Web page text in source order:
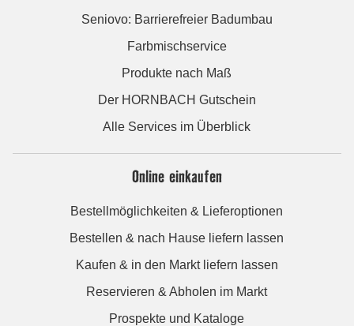
Seniovo: Barrierefreier Badumbau
Farbmischservice
Produkte nach Maß
Der HORNBACH Gutschein
Alle Services im Überblick
Online einkaufen
Bestellmöglichkeiten & Lieferoptionen
Bestellen & nach Hause liefern lassen
Kaufen & in den Markt liefern lassen
Reservieren & Abholen im Markt
Prospekte und Kataloge